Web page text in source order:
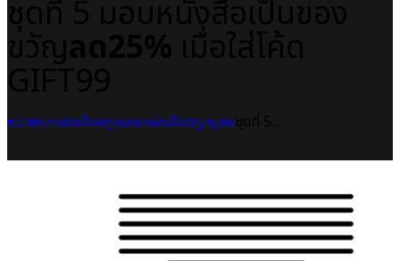
หน้าแรกหนังสือกฎหมายหนังสือวิญญูชน